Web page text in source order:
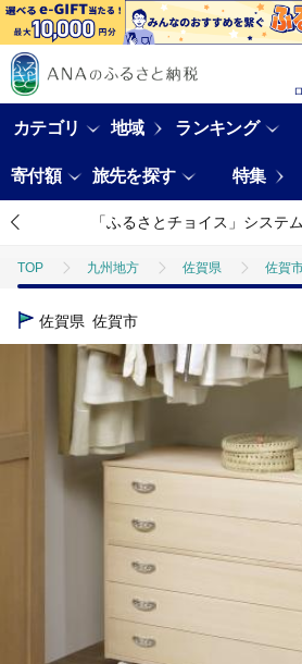
カテゴリ 地域 ランキング
寄付額 旅先を探す 特集
「ふるさとチョイス」システ
TOP 九州地方 佐賀県 佐賀
TOP
日用品・雑貨 家具 桐
日用品・雑貨 伝統工芸品
佐賀県 佐賀市